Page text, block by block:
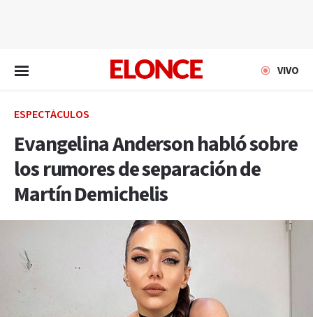
VIVO
ESPECTÁCULOS
Evangelina Anderson habló sobre
los rumores de separación de
Martín Demichelis